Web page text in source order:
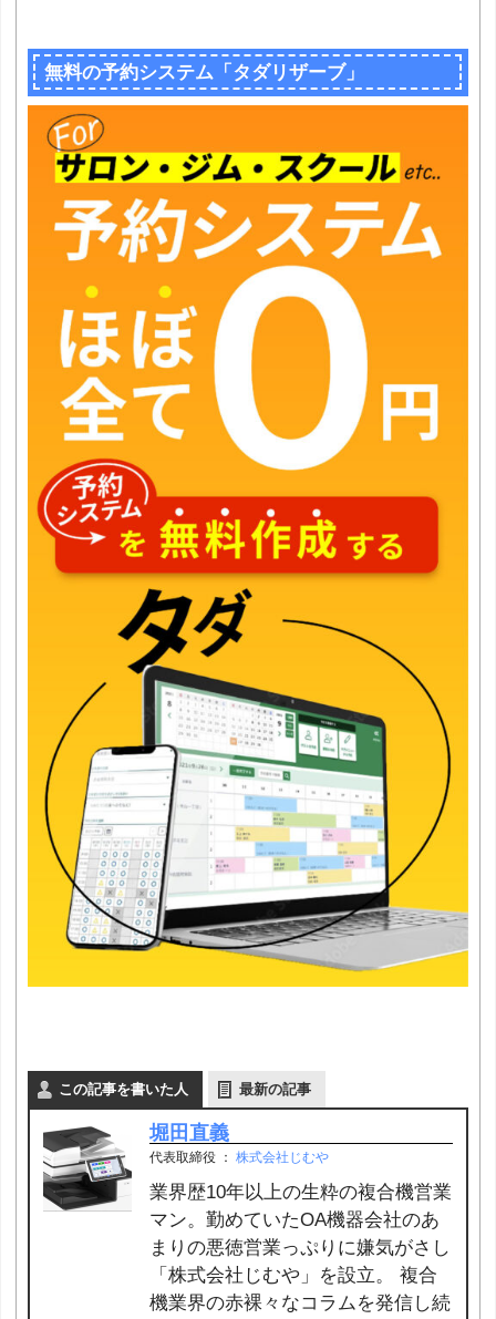
無料の予約システム「タダリザーブ」
この記事を書いた人 最新の記事
堀田直義
代表取締役 ： 株式会社じむや
業界歴10年以上の生粋の複合機営業
マン。勤めていたOA機器会社のあ
まりの悪徳営業っぷりに嫌気がさし
「株式会社じむや」を設立。 複合
機業界の赤裸々なコラムを発信し続